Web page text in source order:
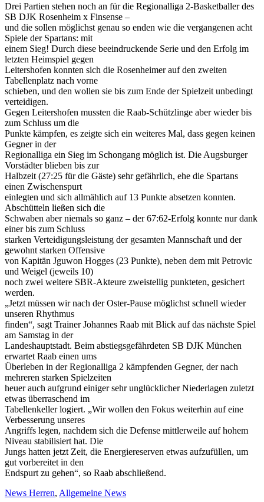
Drei Partien stehen noch an für die Regionalliga 2-Basketballer des
SB DJK Rosenheim x Finsense –
und die sollen möglichst genau so enden wie die vergangenen acht
Spiele der Spartans: mit
einem Sieg! Durch diese beeindruckende Serie und den Erfolg im
letzten Heimspiel gegen
Leitershofen konnten sich die Rosenheimer auf den zweiten
Tabellenplatz nach vorne
schieben, und den wollen sie bis zum Ende der Spielzeit unbedingt
verteidigen.
Gegen Leitershofen mussten die Raab-Schützlinge aber wieder bis
zum Schluss um die
Punkte kämpfen, es zeigte sich ein weiteres Mal, dass gegen keinen
Gegner in der
Regionalliga ein Sieg im Schongang möglich ist. Die Augsburger
Vorstädter blieben bis zur
Halbzeit (27:25 für die Gäste) sehr gefährlich, ehe die Spartans
einen Zwischenspurt
einlegten und sich allmählich auf 13 Punkte absetzen konnten.
Abschütteln ließen sich die
Schwaben aber niemals so ganz – der 67:62-Erfolg konnte nur dank
einer bis zum Schluss
starken Verteidigungsleistung der gesamten Mannschaft und der
gewohnt starken Offensive
von Kapitän Jguwon Hogges (23 Punkte), neben dem mit Petrovic
und Weigel (jeweils 10)
noch zwei weitere SBR-Akteure zweistellig punkteten, gesichert
werden.
„Jetzt müssen wir nach der Oster-Pause möglichst schnell wieder
unseren Rhythmus
finden“, sagt Trainer Johannes Raab mit Blick auf das nächste Spiel
am Samstag in der
Landeshauptstadt. Beim abstiegsgefährdeten SB DJK München
erwartet Raab einen ums
Überleben in der Regionalliga 2 kämpfenden Gegner, der nach
mehreren starken Spielzeiten
heuer auch aufgrund einiger sehr unglücklicher Niederlagen zuletzt
etwas überraschend im
Tabellenkeller logiert. „Wir wollen den Fokus weiterhin auf eine
Verbesserung unseres
Angriffs legen, nachdem sich die Defense mittlerweile auf hohem
Niveau stabilisiert hat. Die
Jungs hatten jetzt Zeit, die Energiereserven etwas aufzufüllen, um
gut vorbereitet in den
Endspurt zu gehen“, so Raab abschließend.
News Herren, Allgemeine News